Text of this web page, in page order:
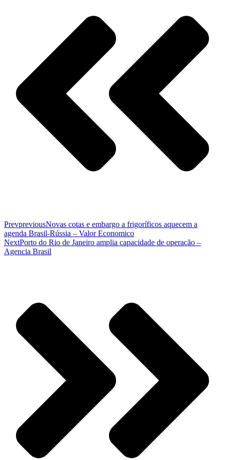
PrevpreviousNovas cotas e embargo a frigoríficos aquecem a
agenda Brasil-Rússia – Valor Economico
NextPorto do Rio de Janeiro amplia capacidade de operação –
Agencia Brasil